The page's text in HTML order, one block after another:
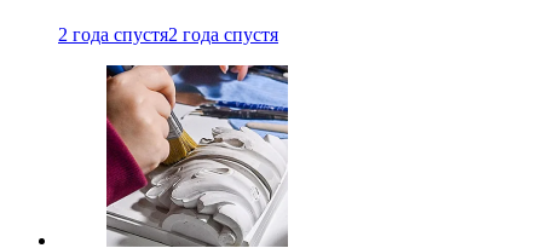
2 года спустя2 года спустя